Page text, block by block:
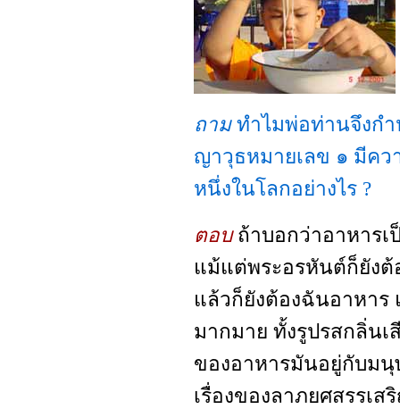
ถาม ทำไมพ่อท่านจึงก
ญาวุธหมายเลข ๑ มีคว
หนึ่งในโลกอย่างไร ?
ตอบ ถ้าบอกว่าอาหารเ
แม้แต่พระอรหันต์ก็ยังต้
แล้วก็ยังต้องฉันอาหาร
มากมาย ทั้งรูปรสกลิ่นเ
ของอาหารมันอยู่กับมนุ
เรื่องของลาภยศสรรเ